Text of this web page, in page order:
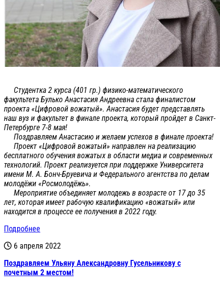
Студентка 2 курса (401 гр.) физико-математического
факультета Булько Анастасия Андреевна стала финалистом
проекта «Цифровой вожатый». Анастасия будет представлять
наш вуз и факультет в финале проекта, который пройдет в Санкт-
Петербурге 7-8 мая!
Поздравляем Анастасию и желаем успехов в финале проекта!
Проект «Цифровой вожатый» направлен на реализацию
бесплатного обучения вожатых в области медиа и современных
технологий. Проект реализуется при поддержке Университета
имени М. А. Бонч-Бруевича и Федерального агентства по делам
молодёжи «Росмолодёжь».
Мероприятие объединяет молодежь в возрасте от 17 до 35
лет, которая имеет рабочую квалификацию «вожатый» или
находится в процессе ее получения в 2022 году.
Подробнее
6 апреля 2022
Поздравляем Ульяну Александровну Гусельникову с
почетным 2 местом!